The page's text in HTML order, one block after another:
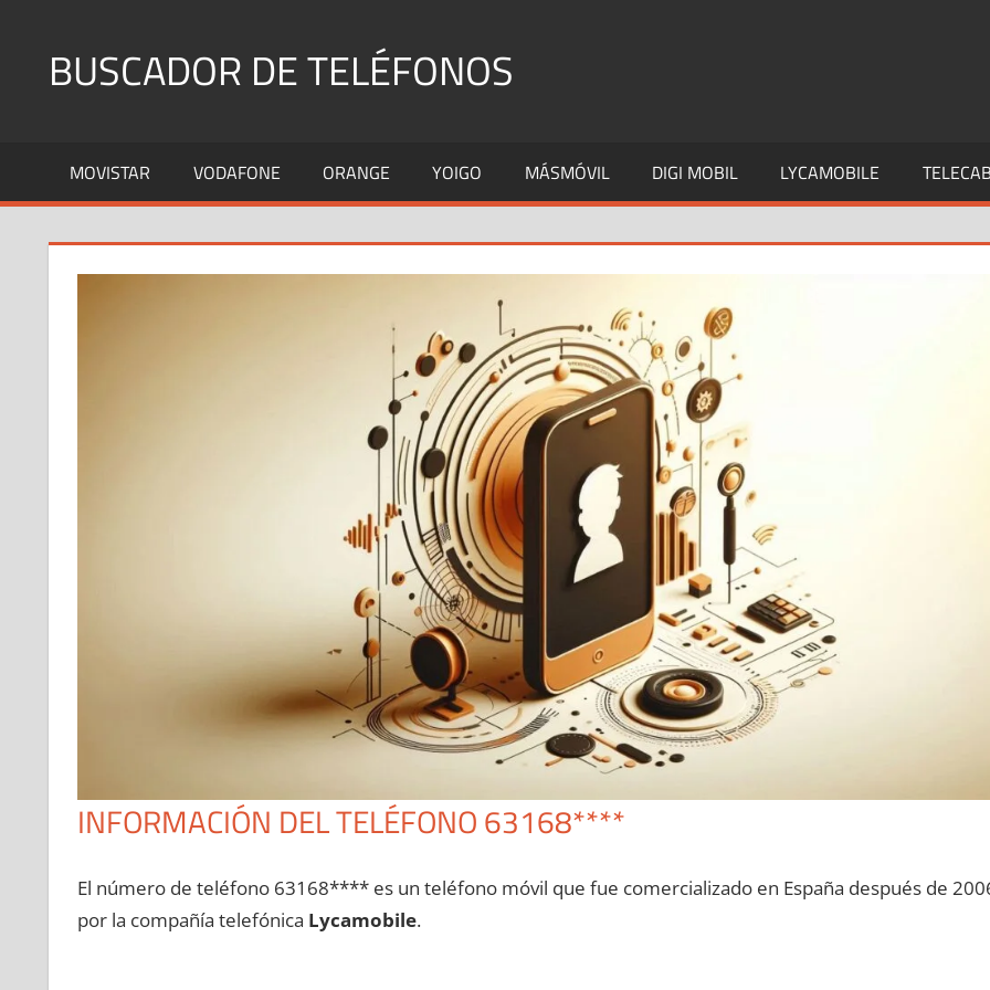
contenidoBUSCADOR DE TELÉFONOS
Fijos
y
MOVISTAR VODAFONE ORANGE YOIGO MÁSMÓVIL DIGI MOBIL LYCAMOBILE
INFORMACIÓN DEL TELÉFONO 63168****
El número dе teléfono 63168**** es un teléfono móvil quе fue comercializado en España después dе
pοr la compañía telefónica Lycamobile.